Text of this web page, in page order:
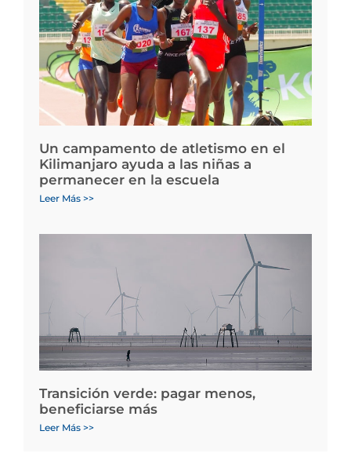
Un campamento de atletismo en el
Kilimanjaro ayuda a las niñas a
permanecer en la escuela
Leer Más >>
Transición verde: pagar menos,
beneficiarse más
Leer Más >>